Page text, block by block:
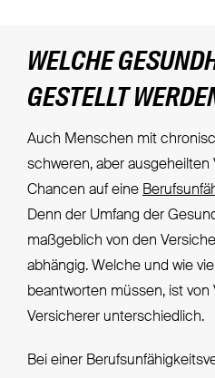
WELCHE
GESTELLT
Auch Menschen mit
schweren, aber ausgeheilten
Chancen auf eine
Denn der Umfang der
maßgeblich von den
abhängig. Welche und wie
beantworten müssen, ist von
Versicherer unterschiedlich.
Bei einer